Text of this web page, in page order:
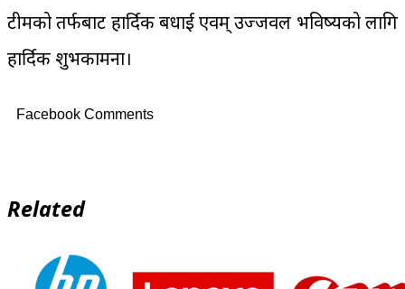
टीमको तर्फबाट हार्दिक बधाई एवम् उज्जवल भविष्यको लागि
हार्दिक शुभकामना।
Facebook Comments
Related